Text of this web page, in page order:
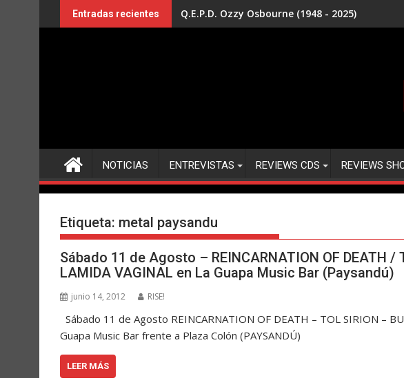
al
Entradas recientes Q.E.P.D. Ozzy Osbourne (1948 - 2025)
NOTICIAS ENTREVISTAS REVIEWS CDS REVIEWS
Etiqueta: metal paysandu
Sábado 11 de Agosto – REINCARNATION OF DEATH /
LAMIDA VAGINAL en La Guapa Music Bar (Paysandú)
junio 14, 2012 RISE!
Sábado 11 de Agosto REINCARNATION OF DEATH – TOL SIRION –
Guapa Music Bar frente a Plaza Colón (PAYSANDÚ)
LEER MÁS